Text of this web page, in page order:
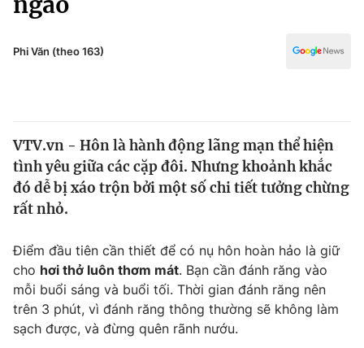
Thế giới
Tin tức
Thế giới đó đây
Câu chuyện quốc tế
Tài chính
Thị trường
Góc doanh nghiệp
Dữ liệu và đời sống
Truyền hình
Truyền hình
Y tế
Phi Văn (theo 163)
VTV.vn - Hôn là hành động lãng mạn thể hiện
tình yêu giữa các cặp đôi. Nhưng khoảnh khắc
đó dễ bị xáo trộn bởi một số chi tiết tưởng chừng
rất nhỏ.
Điểm đầu tiên cần thiết để có nụ hôn hoàn hảo là giữ
cho hơi thở luôn thơm mát. Bạn cần đánh răng vào
mỗi buổi sáng và buổi tối. Thời gian đánh răng nên
trên 3 phút, vì đánh răng thông thường sẽ không làm
sạch được, và đừng quên rãnh nướu.